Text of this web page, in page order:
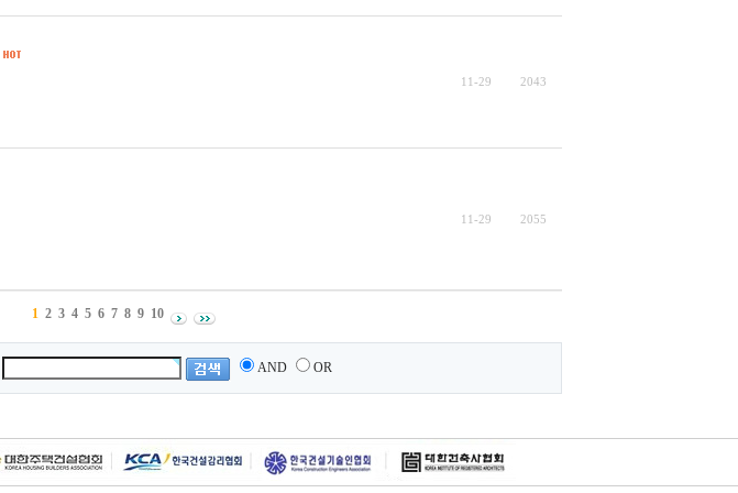
11-29 2043
11-29 2055
1 2 3 4 5 6 7 8 9 10
AND OR